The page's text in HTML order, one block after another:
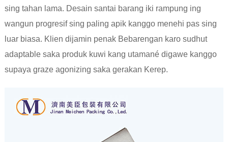
sing tahan lama. Desain santai barang iki rampung ing
wangun progresif sing paling apik kanggo menehi pas sing
luar biasa. Klien dijamin penak Bebarengan karo sudhut
adaptable saka produk kuwi kang utamané digawe kanggo
supaya graze agonizing saka gerakan Kerep.